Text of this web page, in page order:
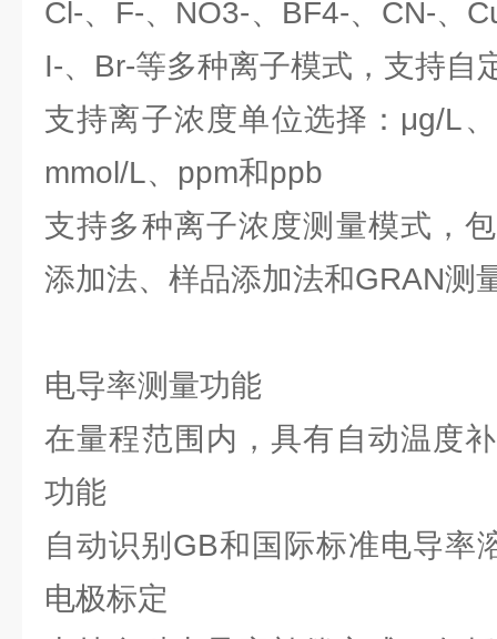
Cl-、F-、NO3-、BF4-、CN-、
I-、Br-等多种离子模式，支持自
支持离子浓度单位选择：μg/L
mmol/L、ppm和ppb
支持多种离子浓度测量模式，
添加法、样品添加法和GRAN测
电导率测量功能
在量程范围内，具有自动温度
功能
自动识别GB和国际标准电导率
电极标定